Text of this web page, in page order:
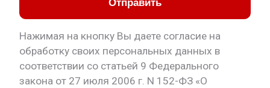
Нажимая на кнопку Вы даете согласие на
обработку своих персональных данных в
соответствии со статьей 9 Федерального
закона от 27 июля 2006 г. N 152-ФЗ «О